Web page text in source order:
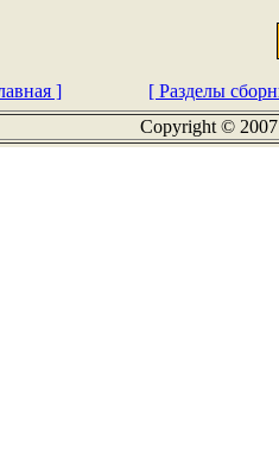
]
[ Разделы
Copyright ©